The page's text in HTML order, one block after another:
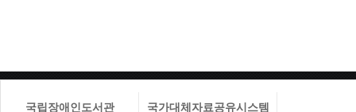
국립장애인도서관 국가대체자료공유시스템